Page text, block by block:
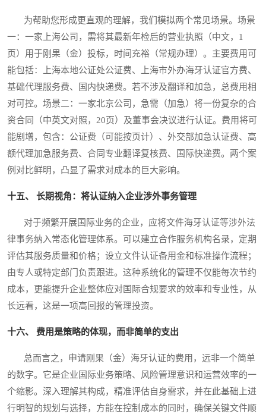
为帮助您形成更直观的理解，我们模拟两个常见场景。场景
一：一家上海公司，需将其最新年检后的营业执照（中文，1
页）用于刚果（金）投标，时间充裕（常规办理）。主要费用可
能包括：上海本地公证处公证费、上海市外办海牙认证官方费、
基础代理服务费、国内快递费。若不涉及翻译和加急，总费用相
对可控。场景二：一家北京公司，急需（加急）将一份复杂的合
资合同（中英文对照，20页）及董事会决议进行认证。费用将可
能剧增，包含：公证费（可能按页计）、外交部加急认证费、高
额代理加急服务费、合同专业翻译复核费、国际快递费。两个案
例对比鲜明，凸显了需求对成本的巨大影响。
十五、 长期视角：将认证纳入企业涉外事务管理
对于频繁开展国际业务的企业，应将文件海牙认证等涉外法
律事务纳入常态化管理体系。可以建立合作服务机构名录，定期
评估其服务质量和价格；设立文件认证备用金和标准操作流程；
由专人或特定部门负责跟进。这种系统化的管理不仅能每次节约
成本，更能提升企业整体应对国际合规要求的效率和专业性，从
长远看，这是一项高回报的管理投资。
十六、 费用是策略的体现，而非简单的支出
总而言之，申请刚果（金）海牙认证的费用，远非一个简单
的数字。它是企业国际业务策略、风险管理意识和运营效率的一
个缩影。深入理解其构成，精准评估自身需求，并在此基础上进
行明智的规划与选择，方能在控制成本的同时，确保关键文件顺